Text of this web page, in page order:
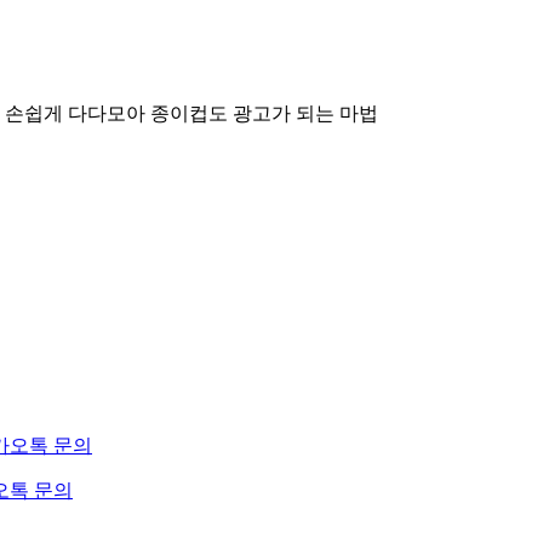
쉽게 다다모아 종이컵도 광고가 되는 마법
톡 문의